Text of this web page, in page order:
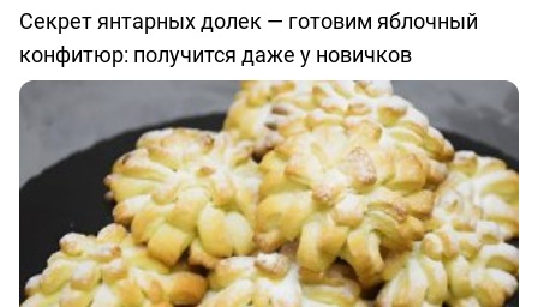
Секрет янтарных долек — готовим яблочный
конфитюр: получится даже у новичков